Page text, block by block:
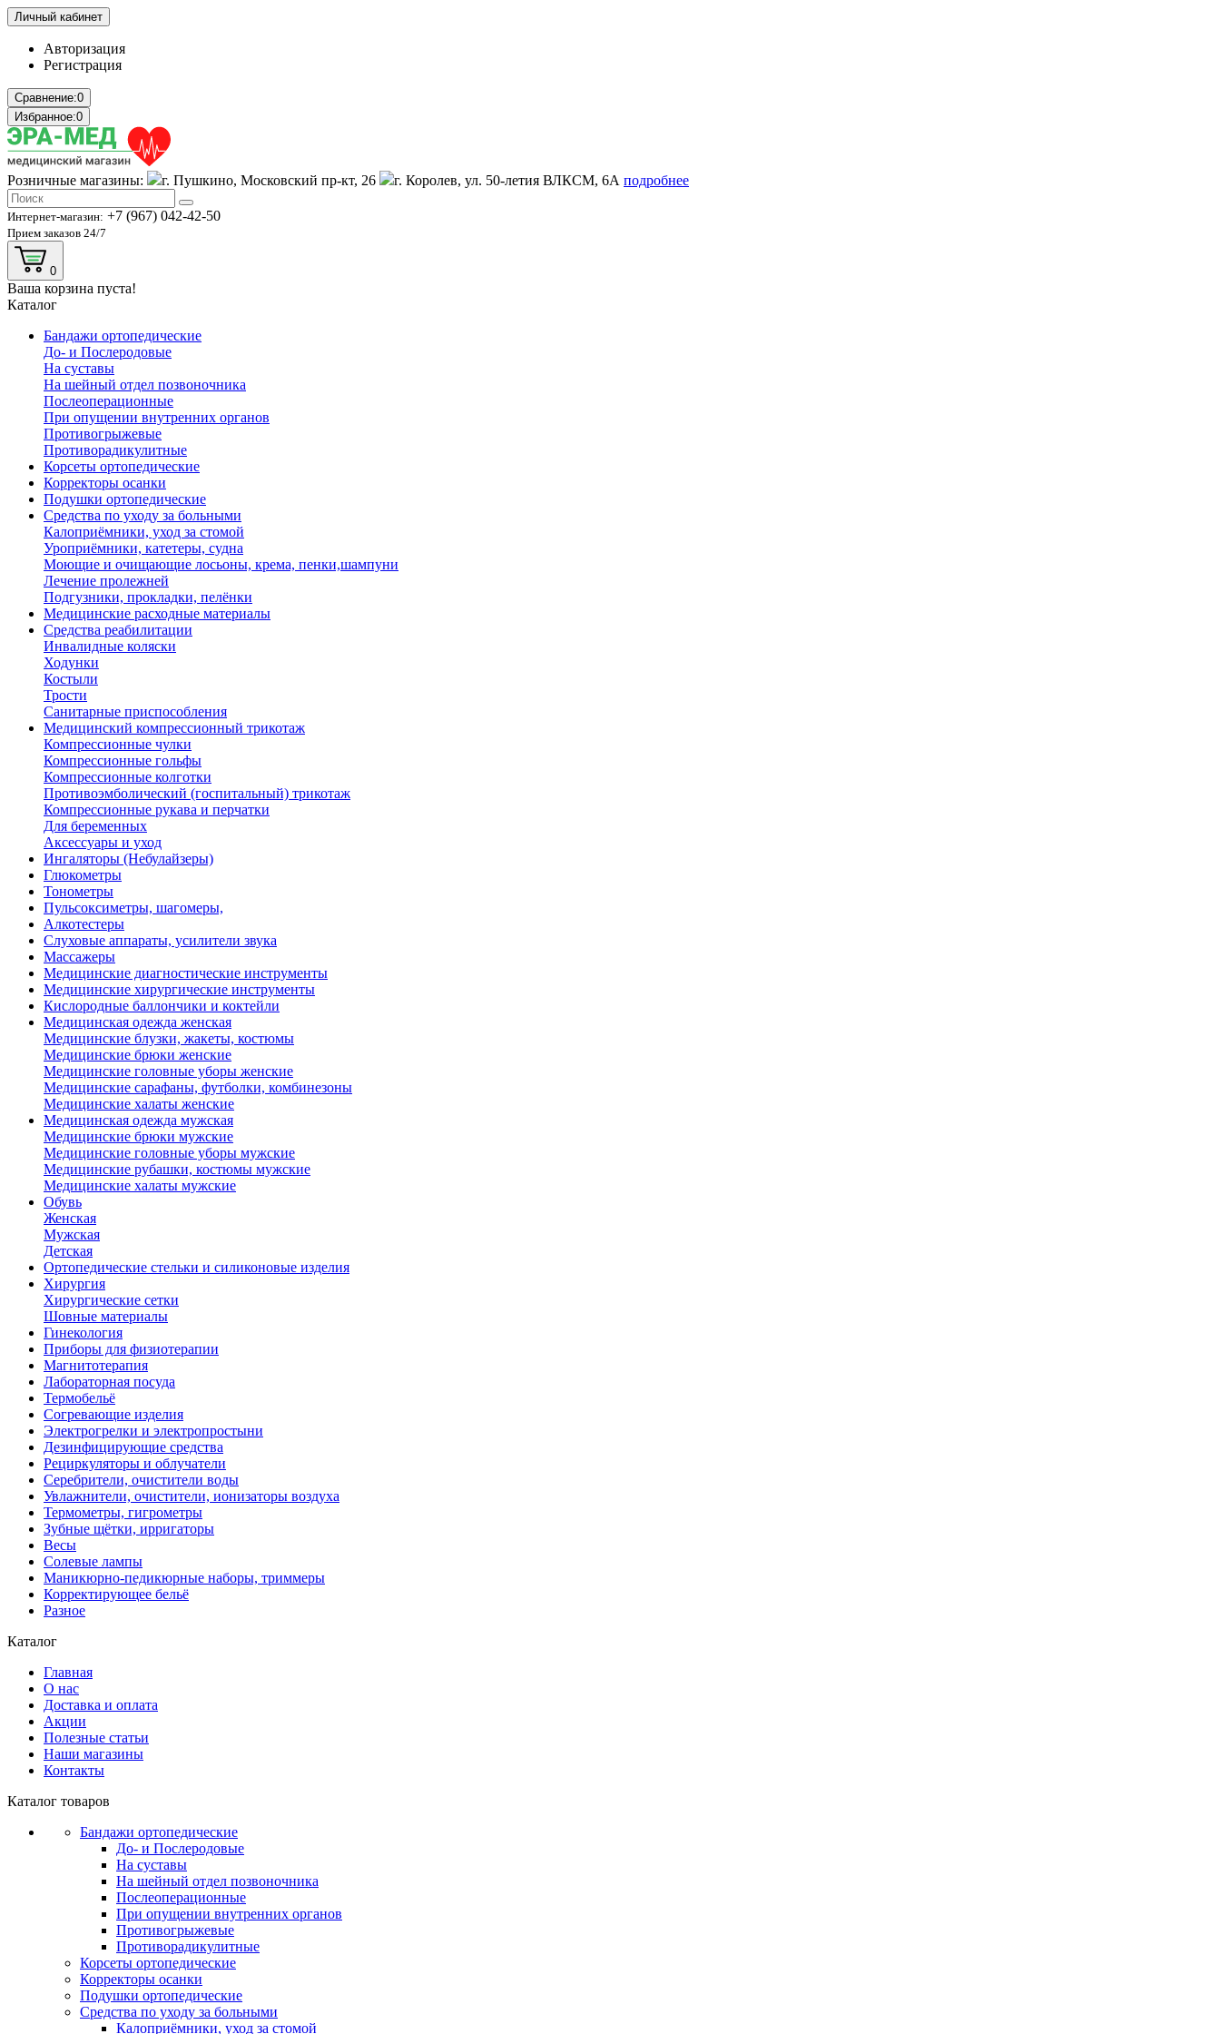
Личный кабинет
Авторизация
Регистрация
Сравнение:0
Избранное:0
Розничные магазины: г. Пушкино, Московский пр-кт, 26 г. Королев, ул. 50-летия ВЛКСМ, 6А подробнее
Интернет-магазин: +7 (967) 042-42-50
Прием заказов 24/7
0
Ваша корзина пуста!
Каталог
Бандажи ортопедические
До- и Послеродовые
На суставы
На шейный отдел позвоночника
Послеоперационные
При опущении внутренних органов
Противогрыжевые
Противорадикулитные
Корсеты ортопедические
Корректоры осанки
Подушки ортопедические
Средства по уходу за больными
Калоприёмники, уход за стомой
Уроприёмники, катетеры, судна
Моющие и очищающие лосьоны, крема, пенки,шампуни
Лечение пролежней
Подгузники, прокладки, пелёнки
Медицинские расходные материалы
Средства реабилитации
Инвалидные коляски
Ходунки
Костыли
Трости
Санитарные приспособления
Медицинский компрессионный трикотаж
Компрессионные чулки
Компрессионные гольфы
Компрессионные колготки
Противоэмболический (госпитальный) трикотаж
Компрессионные рукава и перчатки
Для беременных
Аксессуары и уход
Ингаляторы (Небулайзеры)
Глюкометры
Тонометры
Пульсоксиметры, шагомеры,
Алкотестеры
Слуховые аппараты, усилители звука
Массажеры
Медицинские диагностические инструменты
Медицинские хирургические инструменты
Кислородные баллончики и коктейли
Медицинская одежда женская
Медицинские блузки, жакеты, костюмы
Медицинские брюки женские
Медицинские головные уборы женские
Медицинские сарафаны, футболки, комбинезоны
Медицинские халаты женские
Медицинская одежда мужская
Медицинские брюки мужские
Медицинские головные уборы мужские
Медицинские рубашки, костюмы мужские
Медицинские халаты мужские
Обувь
Женская
Мужская
Детская
Ортопедические стельки и силиконовые изделия
Хирургия
Хирургические сетки
Шовные материалы
Гинекология
Приборы для физиотерапии
Магнитотерапия
Лабораторная посуда
Термобельё
Согревающие изделия
Электрогрелки и электропростыни
Дезинфицирующие средства
Рециркуляторы и облучатели
Серебрители, очистители воды
Увлажнители, очистители, ионизаторы воздуха
Термометры, гигрометры
Зубные щётки, ирригаторы
Весы
Солевые лампы
Маникюрно-педикюрные наборы, триммеры
Корректирующее бельё
Разное
Каталог
Главная
О нас
Доставка и оплата
Акции
Полезные статьи
Наши магазины
Контакты
Каталог товаров
Бандажи ортопедические
До- и Послеродовые
На суставы
На шейный отдел позвоночника
Послеоперационные
При опущении внутренних органов
Противогрыжевые
Противорадикулитные
Корсеты ортопедические
Корректоры осанки
Подушки ортопедические
Средства по уходу за больными
Калоприёмники, уход за стомой